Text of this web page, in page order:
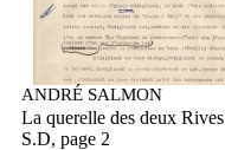
ANDRÉ SALMON
La querelle des deux Rives
S.D, page 2